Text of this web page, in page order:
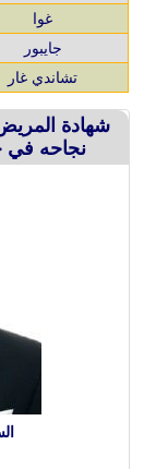
غوا
جايبور
تشاندي غار
شهادة
نجاحه في